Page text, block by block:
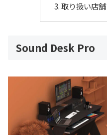
取り扱い店舗
Sound Desk Pro